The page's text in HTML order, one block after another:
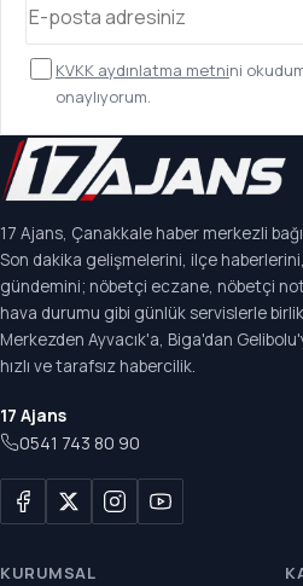
KVKK aydınlatma metnini
onaylıyorum.
17 Ajans, Çanakkale haber merkezli
Son dakika gelişmelerini, ilçe
gündemini; nöbetçi eczane, nöbetçi
hava durumu gibi günlük servislerle
Merkezden Ayvacık'a, Biga'dan
hızlı ve tarafsız habercilik.
17 Ajans
0541 743 80 90
KURUMSAL